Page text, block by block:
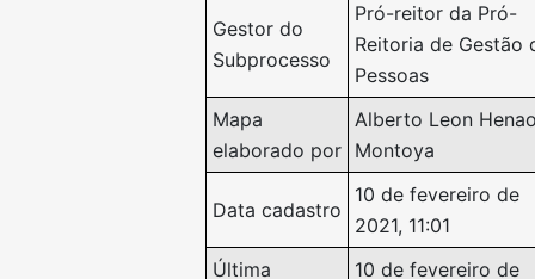
Gestor do
Subprocesso
Pró-reitor da Pró-
Reitoria de Gestão
Pessoas
Mapa
elaborado por
Alberto Leon
Montoya
Data cadastro
10 de fevereiro de
2021, 11:01
Última
10 de fevereiro de